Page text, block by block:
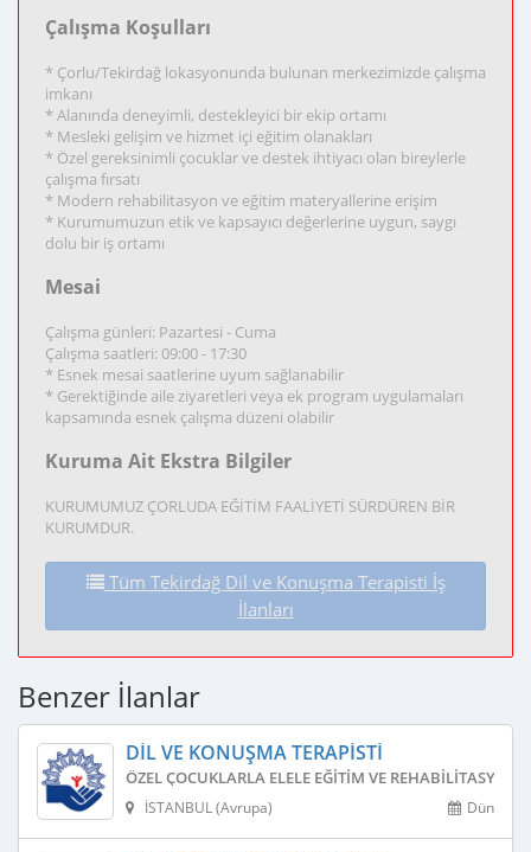
Çalışma Koşulları
* Çorlu/Tekirdağ lokasyonunda bulunan merkezimizde çalışma
imkanı
* Alanında deneyimli, destekleyici bir ekip ortamı
* Mesleki gelişim ve hizmet içi eğitim olanakları
* Özel gereksinimli çocuklar ve destek ihtiyacı olan bireylerle
çalışma fırsatı
* Modern rehabilitasyon ve eğitim materyallerine erişim
* Kurumumuzun etik ve kapsayıcı değerlerine uygun, saygı
dolu bir iş ortamı
Mesai
Çalışma günleri: Pazartesi - Cuma
Çalışma saatleri: 09:00 - 17:30
* Esnek mesai saatlerine uyum sağlanabilir
* Gerektiğinde aile ziyaretleri veya ek program uygulamaları
kapsamında esnek çalışma düzeni olabilir
Kuruma Ait Ekstra Bilgiler
KURUMUMUZ ÇORLUDA EĞİTİM FAALİYETİ SÜRDÜREN BİR
KURUMDUR.
Tüm Tekirdağ Dil ve Konuşma Terapisti İş
İlanları
Benzer İlanlar
DIL VE KONUŞMA TERAPISTI
ÖZEL ÇOCUKLARLA ELELE EĞITIM VE REHABILITASYON
Dün
İSTANBUL (Avrupa)